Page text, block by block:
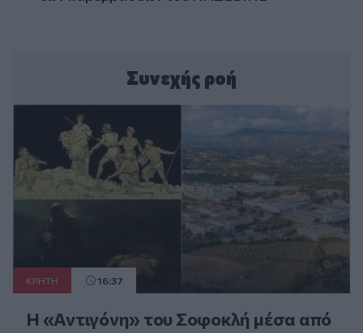
Συνεχής ροή
ΚΡΗΤΗ 16:37
Η «Αντιγόνη» του Σοφοκλή μέσα από